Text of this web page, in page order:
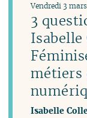
3
métiers
Vendredi 3
Isabelle